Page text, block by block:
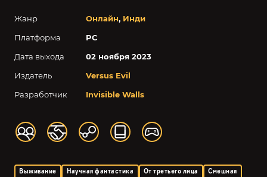
Жанр Онлайн, Инди
Платформа
PC
Дата выхода
02 ноября 2023
Издатель
Versus Evil
Разработчик
Invisible Walls
Выживание Научная фантастика От третьего лица
Смешная